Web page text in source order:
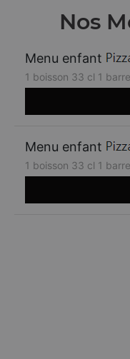
Nos
Menu enfant
1 boisson 33 cl 1
Menu enfant
1 boisson 33 cl 1